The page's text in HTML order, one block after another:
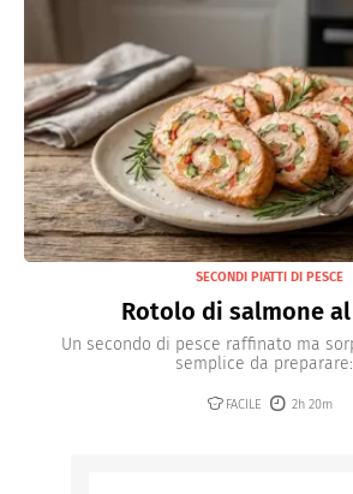
SECONDI PIATTI DI PESCE
Rotolo di salmone
Un secondo di pesce raffinato ma
semplice da
FACILE 2h 20m